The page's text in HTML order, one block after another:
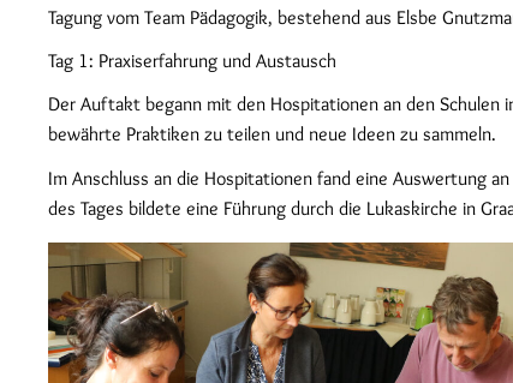
Tagung vom Team Pädagogik, bestehend aus Elsbe
Tag 1: Praxiserfahrung und Austausch
Der Auftakt begann mit den Hospitationen an den Schulen
bewährte Praktiken zu teilen und neue Ideen zu sammeln.
Im Anschluss an die Hospitationen fand eine Auswertung
des Tages bildete eine Führung durch die Lukaskirche in